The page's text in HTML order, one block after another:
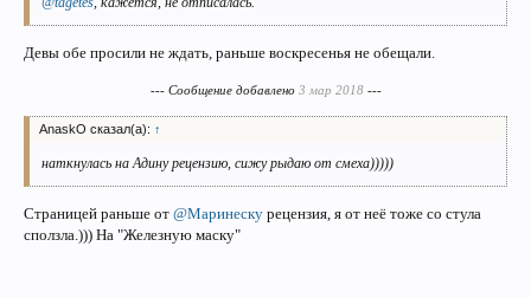
Девы обе просили не ждать, раньше воскресенья не обещали.
--- Сообщение добавлено 3 мар 2018---
AnaskO сказал(а): ↑
наткнулась на Адину рецензию, сижу рыдаю от смеха)))))
Страницей раньше от @Маринеску рецензия, я от неё тоже со стула
сползла.))) На "Железную маску"